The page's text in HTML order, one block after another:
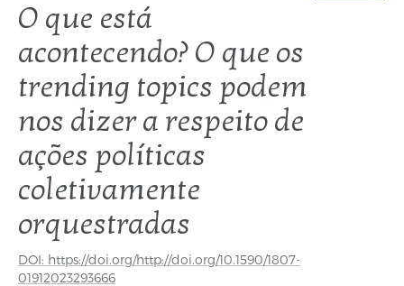
O que está
acontecendo? O que os
trending topics podem
nos dizer a respeito de
ações políticas
coletivamente
orquestradas
DOI: https://doi.org/http://doi.org/10.1590/1807-
01912023293666